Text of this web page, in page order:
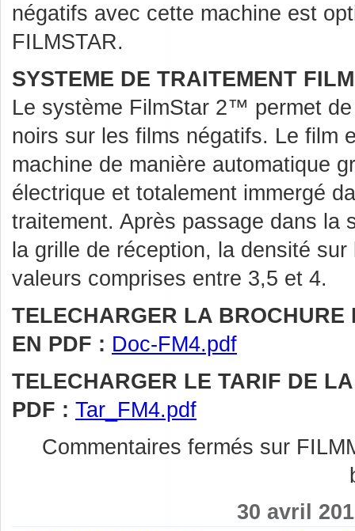
négatifs avec cette machine est
FILMSTAR.
SYSTEME DE TRAITEMENT
Le système FilmStar 2™ permet
noirs sur les films négatifs. Le film
machine de manière automatique
électrique et totalement immergé
traitement. Après passage dans la
la grille de réception, la densité
valeurs comprises entre 3,5 et 4.
TELECHARGER LA
EN PDF : Doc-FM4.pdf
TELECHARGER LE TARIF DE
PDF : Tar_FM4.pdf
Commentaires fermés sur
30 avril